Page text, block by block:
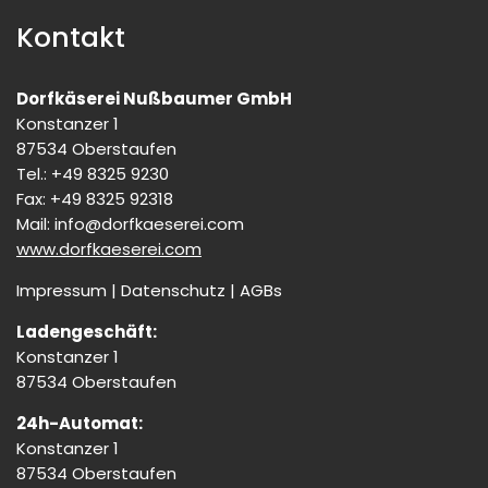
Kontakt
Dorfkäserei Nußbaumer GmbH
Konstanzer 1
87534 Oberstaufen
Tel.: +49 8325 9230
Fax: +49 8325 92318
Mail: info@dorfkaeserei.com
www.dorfkaeserei.com
Impressum | Datenschutz | AGBs
Ladengeschäft:
Konstanzer 1
87534 Oberstaufen
24h-Automat:
Konstanzer 1
87534 Oberstaufen